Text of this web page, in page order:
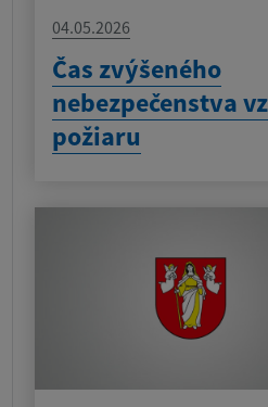
04.05.2026
Čas zvýšeného
nebezpečenstva
požiaru